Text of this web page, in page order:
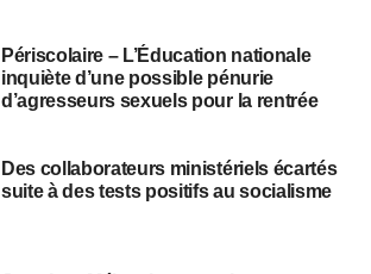
Périscolaire – L’Éducation nationale
inquiète d’une possible pénurie
d’agresseurs sexuels pour la rentrée
Des collaborateurs ministériels écartés
suite à des tests positifs au socialisme